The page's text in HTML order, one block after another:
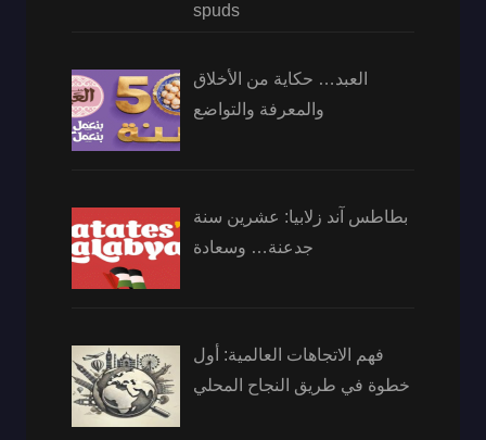
spuds
العبد… حكاية من الأخلاق
والمعرفة والتواضع
بطاطس آند زلابيا: عشرين سنة
جدعنة… وسعادة
فهم الاتجاهات العالمية: أول
خطوة في طريق النجاح المحلي